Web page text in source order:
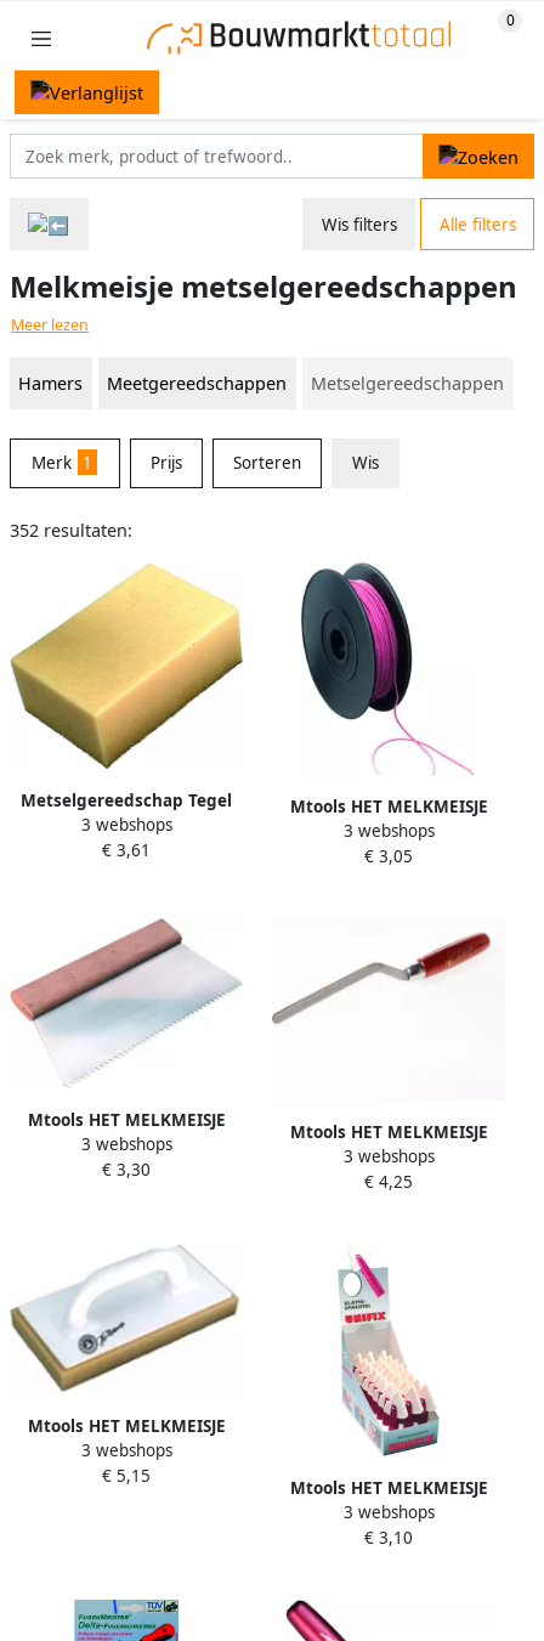
Wis filters Alle filters
Melkmeisje metselgereedschappen
Meer lezen
Hamers Meetgereedschappen Metselgereedschappen
Merk 1 Prijs Sorteren Wis
352 resultaten:
Metselgereedschap Tegel
hydrospons 200x135x75mm
3 webshops
€ 3,61
Mtools HET MELKMEISJE
Tegelhoek elastiek op rol
20m |
3 webshops
€ 3,05
Mtools HET MELKMEISJE
Lijmkam 150mm 6 x 6 x 6
mm houten greep |
3 webshops
€ 3,30
Mtools HET MELKMEISJE
Voegspijker Hollands model
140 x 10 mm |
3 webshops
€ 4,25
Mtools HET MELKMEISJE
Schuurbord kunst.met
Hydro spons 280x140 |
3 webshops
€ 5,15
Mtools HET MELKMEISJE
Kitstrijker UNIFIX |
3 webshops
€ 3,10